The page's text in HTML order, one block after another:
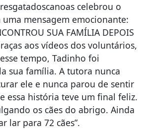
celebrou o
mensagem emocionante:
SUA FAMÍLIA DEPOIS
aos vídeos dos voluntários,
tempo, Tadinho foi
sua família. A tutora nunca
ele e nunca parou de sentir
essa história teve um final feliz.
os cães do abrigo. Ainda
lar para 72 cães”.